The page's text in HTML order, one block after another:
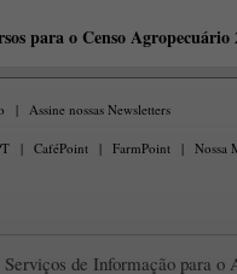
para o Censo Agropecuário
| Assine nossas Newsletters
| CaféPoint | FarmPoint | Nossa
de Informação para o